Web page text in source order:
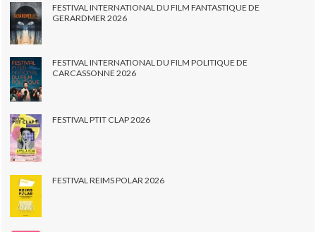
FESTIVAL INTERNATIONAL DU FILM FANTASTIQUE DE
GERARDMER 2026
FESTIVAL INTERNATIONAL DU FILM POLITIQUE DE
CARCASSONNE 2026
FESTIVAL PTIT CLAP 2026
FESTIVAL REIMS POLAR 2026